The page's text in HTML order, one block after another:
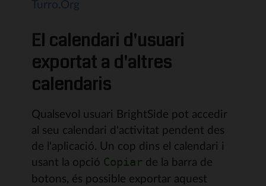
Turro.Org
El calendari d'usuari
exportat a d'altres
calendaris
Qualsevol usuari BrightSide pot accedir
al seu calendari d'activitat pendent des
de l'aplicació. Un cop dins el calendari i
usant la opció Copiar de la barra de
botons, és possible exportar aquest